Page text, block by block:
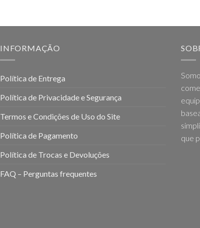
INFORMAÇÃO
Política de Entrega
Política de Privacidade e Segurança
Termos e Condições de Uso do Site
Política de Pagamento
Política de Trocas e Devoluções
FAQ – Perguntas frequentes
que